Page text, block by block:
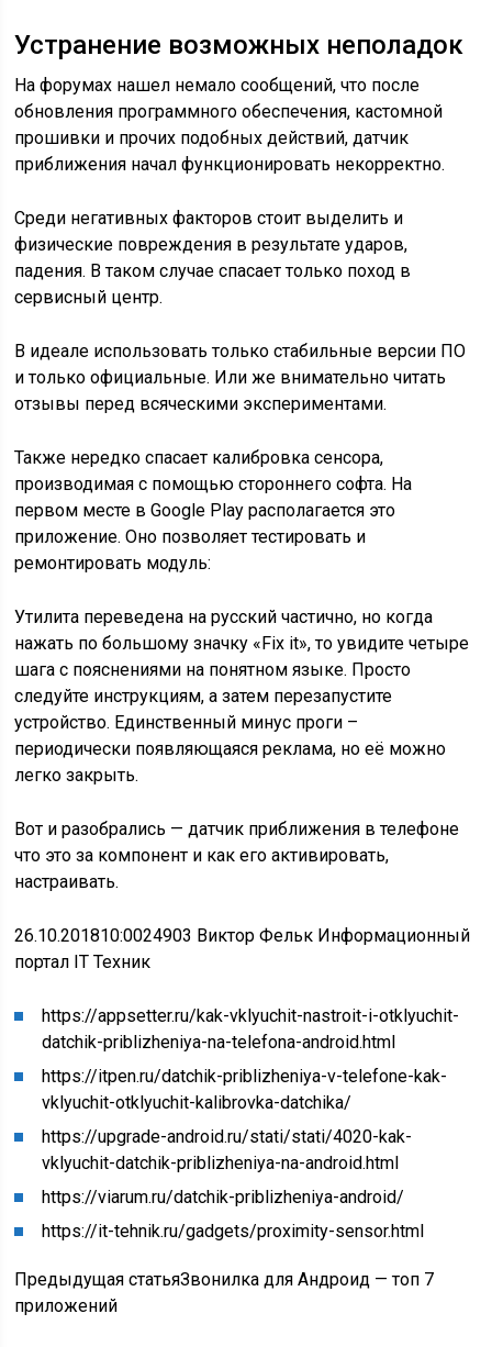
Устранение возможных неполадок
На форумах нашел немало сообщений, что после
обновления программного обеспечения, кастомной
прошивки и прочих подобных действий, датчик
приближения начал функционировать некорректно.
Среди негативных факторов стоит выделить и
физические повреждения в результате ударов,
падения. В таком случае спасает только поход в
сервисный центр.
В идеале использовать только стабильные версии ПО
и только официальные. Или же внимательно читать
отзывы перед всяческими экспериментами.
Также нередко спасает калибровка сенсора,
производимая с помощью стороннего софта. На
первом месте в Google Play располагается это
приложение. Оно позволяет тестировать и
ремонтировать модуль:
Утилита переведена на русский частично, но когда
нажать по большому значку «Fix it», то увидите четыре
шага с пояснениями на понятном языке. Просто
следуйте инструкциям, а затем перезапустите
устройство. Единственный минус проги –
периодически появляющаяся реклама, но её можно
легко закрыть.
Вот и разобрались — датчик приближения в телефоне
что это за компонент и как его активировать,
настраивать.
26.10.201810:0024903 Виктор Фельк Информационный
портал IT Техник
https://appsetter.ru/kak-vklyuchit-nastroit-i-otklyuchit-
datchik-priblizheniya-na-telefona-android.html
https://itpen.ru/datchik-priblizheniya-v-telefone-kak-
vklyuchit-otklyuchit-kalibrovka-datchika/
https://upgrade-android.ru/stati/stati/4020-kak-
vklyuchit-datchik-priblizheniya-na-android.html
https://viarum.ru/datchik-priblizheniya-android/
https://it-tehnik.ru/gadgets/proximity-sensor.html
Предыдущая статьяЗвонилка для Андроид — топ 7
приложений